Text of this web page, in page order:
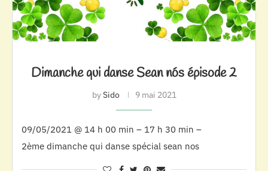
Dimanche qui danse Sean nós épisode 2
bySido 9 mai 2021
09/05/2021 @ 14 h 00 min – 17 h 30 min –
2ème dimanche qui danse spécial sean nos